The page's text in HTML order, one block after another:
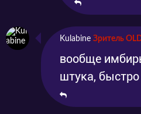
Kulabine Зритель
вообще
штука, быстро